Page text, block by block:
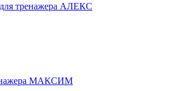
тренажера АЛЕКС